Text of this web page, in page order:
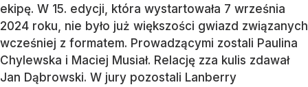
ekipę. W 15. edycji, która wystartowała 7 września
2024 roku, nie było już większości gwiazd związanych
wcześniej z formatem. Prowadzącymi zostali Paulina
Chylewska i Maciej Musiał. Relację zza kulis zdawał
Jan Dąbrowski. W jury pozostali Lanberry